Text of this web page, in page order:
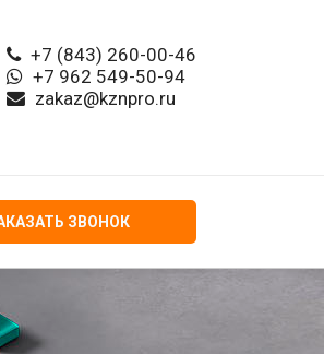
+7 (843) 260-00-46
+7 962 549-50-94
zakaz@kznpro.ru
ЗВОНОК